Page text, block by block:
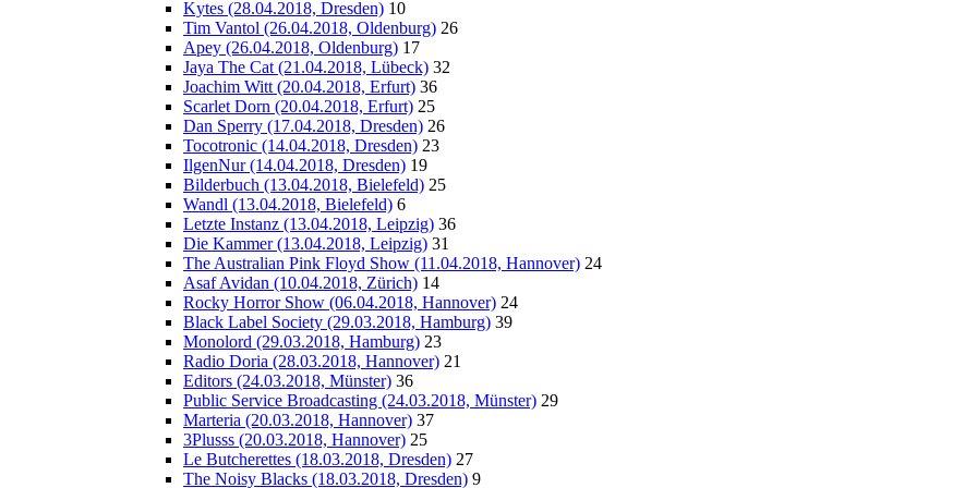
Kytes (28.04.2018, Dresden) 10
Tim Vantol (26.04.2018, Oldenburg) 26
Apey (26.04.2018, Oldenburg) 17
Jaya The Cat (21.04.2018, Lübeck) 32
Joachim Witt (20.04.2018, Erfurt) 36
Scarlet Dorn (20.04.2018, Erfurt) 25
Dan Sperry (17.04.2018, Dresden) 26
Tocotronic (14.04.2018, Dresden) 23
IlgenNur (14.04.2018, Dresden) 19
Bilderbuch (13.04.2018, Bielefeld) 25
Wandl (13.04.2018, Bielefeld) 6
Letzte Instanz (13.04.2018, Leipzig) 36
Die Kammer (13.04.2018, Leipzig) 31
The Australian Pink Floyd Show (11.04.2018, Hannover) 24
Asaf Avidan (10.04.2018, Zürich) 14
Rocky Horror Show (06.04.2018, Hannover) 24
Black Label Society (29.03.2018, Hamburg) 39
Monolord (29.03.2018, Hamburg) 23
Radio Doria (28.03.2018, Hannover) 21
Editors (24.03.2018, Münster) 36
Public Service Broadcasting (24.03.2018, Münster) 29
Marteria (20.03.2018, Hannover) 37
3Plusss (20.03.2018, Hannover) 25
Le Butcherettes (18.03.2018, Dresden) 27
The Noisy Blacks (18.03.2018, Dresden) 9